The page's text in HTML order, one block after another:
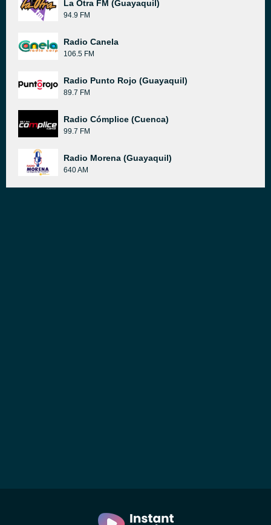
La Otra FM (Guayaquil)
94.9 FM
Radio Canela
106.5 FM
Radio Punto Rojo (Guayaquil)
89.7 FM
Radio Cómplice (Cuenca)
99.7 FM
Radio Morena (Guayaquil)
640 AM